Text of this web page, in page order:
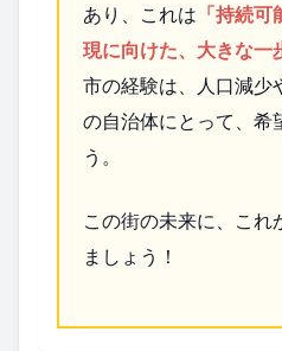
あり、これは 「持続
現に向けた、大きな一
市の経験は、人口減少
の自治体にとって、希
う。
この街の未来に、これ
ましょう！